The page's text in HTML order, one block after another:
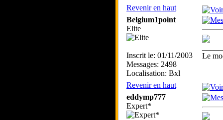
Revenir en haut
Belgium1point
Elite
Inscrit le: 01/11/2003
Messages: 2498
Localisation: Bxl
Le
Revenir en haut
eddymp777
Expert*